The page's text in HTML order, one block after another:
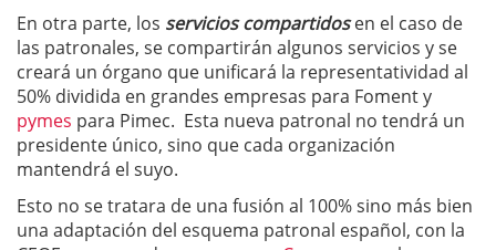
En otra parte, los servicios compartidosen el caso de
las patronales, se compartirán algunos servicios y se
creará un órgano que unificará la representatividad al
50% dividida en grandes empresas para Foment y
pymes para Pimec. Esta nueva patronal no tendrá un
presidente único, sino que cada organización
mantendrá el suyo.
Esto no se tratara de una fusión al 100% sino más bien
una adaptación del esquema patronal español, con la